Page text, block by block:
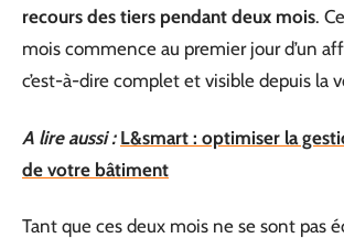
recours des tiers pendant deux mois.
mois commence au premier jour d’un
c’est-à-dire complet et visible depuis la
A lire aussi : L&smart : optimiser la
de votre bâtiment
Tant que ces deux mois ne se sont pas